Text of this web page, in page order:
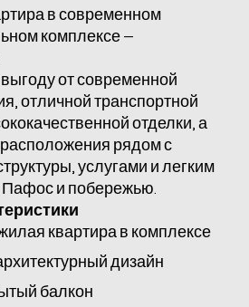
в современном
комплексе –
от современной
отличной транспортной
отделки, а
рядом с
услугами и легким
Пафос и побережью.
квартира в комплексе
дизайн
балкон